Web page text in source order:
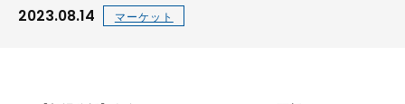
2023.08.14 マーケット